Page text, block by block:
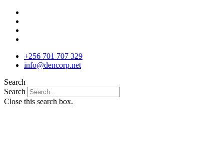
Skip
content
+256 701 707 329
info@dencorp.net
Search
Search
Close this search box.